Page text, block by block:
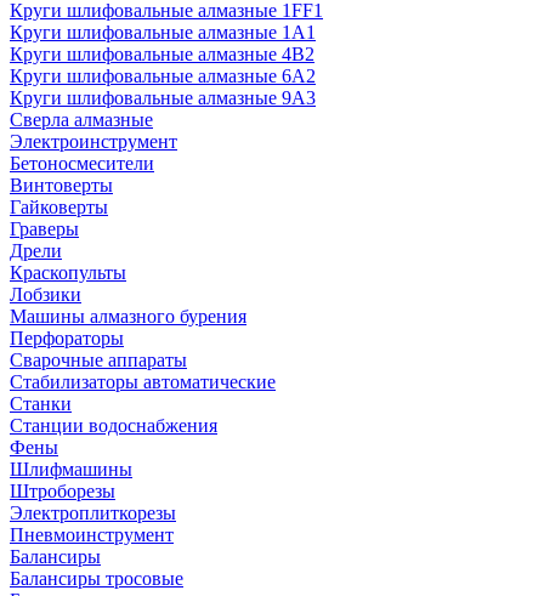
Круги шлифовальные алмазные 1FF1
Круги шлифовальные алмазные 1А1
Круги шлифовальные алмазные 4В2
Круги шлифовальные алмазные 6A2
Круги шлифовальные алмазные 9А3
Сверла алмазные
Электроинструмент
Бетоносмесители
Винтоверты
Гайковерты
Граверы
Дрели
Краскопульты
Лобзики
Машины алмазного бурения
Перфораторы
Сварочные аппараты
Стабилизаторы автоматические
Станки
Станции водоснабжения
Фены
Шлифмашины
Штроборезы
Электроплиткорезы
Пневмоинструмент
Балансиры
Балансиры тросовые